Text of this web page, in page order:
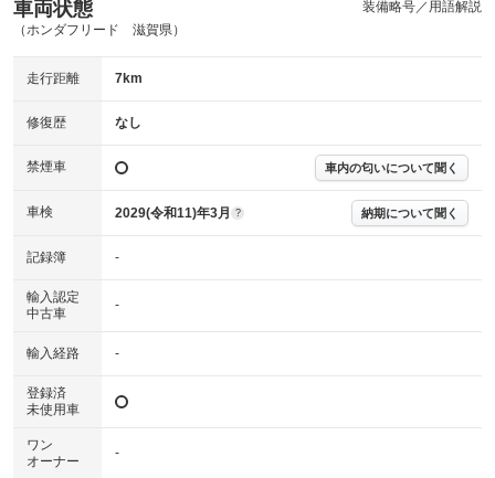
ABS その他
※グー故障診断は保証サービスではございません。購入時は必ず現車をご
※実際にお渡しする故障診断書につきましては、形式および表示項目が異
※グー故障診断書はあくまでも実施時点での診断結果となります。将来に
わたり車両状態を担保するものではありませんので、車両情報等の詳細は
車両状態
（ホンダフリード 滋賀県）
装備略号／用語解説
走行距離 7km
修復歴 なし
禁煙車 車内の匂いについて聞く
車検 2029(令和11)年3月 ? 納期について聞く
記録簿 -
輸入認定
中古車
-
輸入経路 -
登録済
未使用車
ワン
オーナー
-